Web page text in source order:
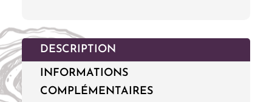
DESCRIPTION
INFORMATIONS
COMPLÉMENTAIRES